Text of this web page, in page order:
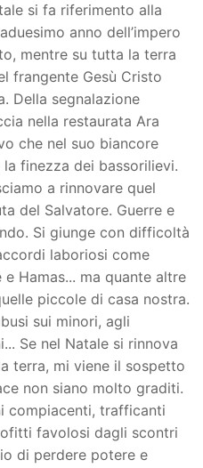
si fa riferimento alla
anno dell’impero
mentre su tutta la terra
frangente Gesù Cristo
Della segnalazione
nella restaurata Ara
che nel suo biancore
finezza dei bassorilievi.
a rinnovare quel
del Salvatore. Guerre e
Si giunge con difficoltà
laboriosi come
Hamas... ma quante altre
piccole di casa nostra.
sui minori, agli
Se nel Natale si rinnova
terra, mi viene il sospetto
non siano molto graditi.
compiacenti, trafficanti
favolosi dagli scontri
di perdere potere e